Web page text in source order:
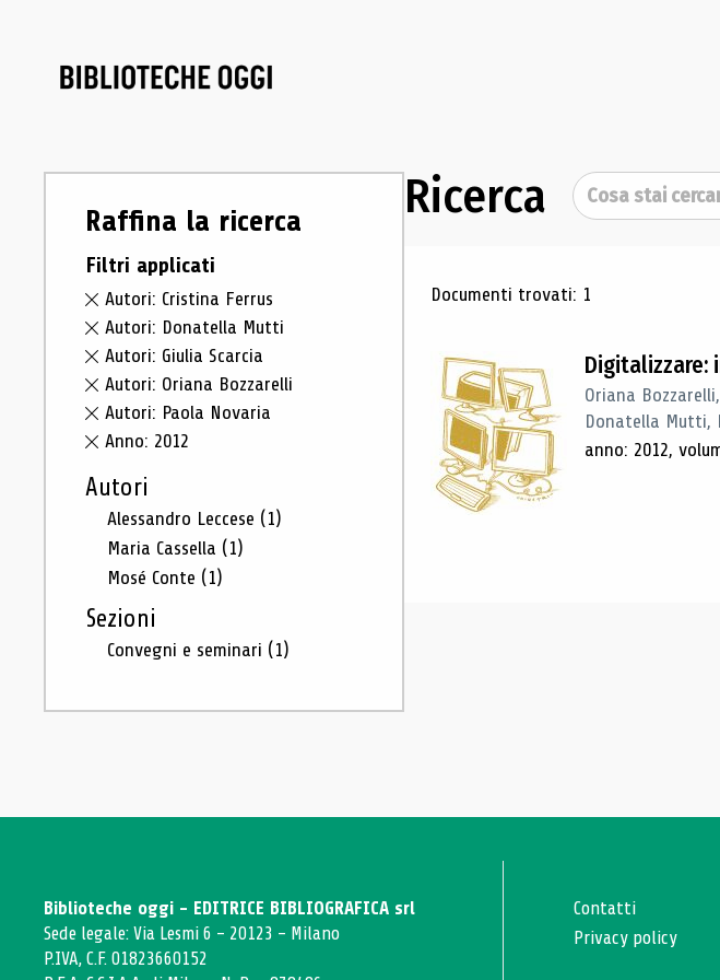
Raffina la ricerca
Filtri applicati
Autori: Cristina Ferrus
Autori: Donatella Mutti
Autori: Giulia Scarcia
Autori: Oriana Bozzarelli
Autori: Paola Novaria
Anno: 2012
Autori
Alessandro Leccese (1)
Maria Cassella (1)
Mosé Conte (1)
Sezioni
Convegni e seminari (1)
Ricerca Cerca
Risultati di
Documenti trovati: 1
Digitalizzare:
Oriana
Donatella Mutti,
anno: 2012,
Biblioteche oggi - EDITRICE BIBLIOGRAFICA srl
Sede legale: Via Lesmi 6 - 20123 - Milano
P.IVA, C.F. 01823660152
Contatti
Privacy policy